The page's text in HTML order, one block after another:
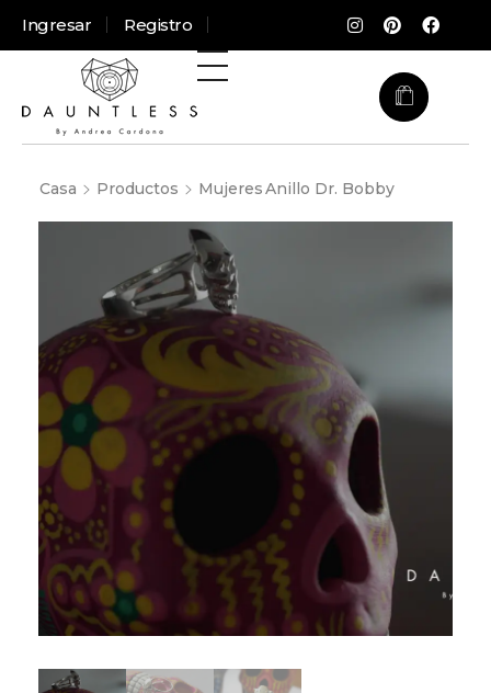
Ingresar Registro
Casa Productos MujeresAnillo Dr. Bobby